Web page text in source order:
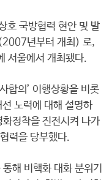
호 국방협력 현안 및 발
년부터 개최) 로,
서울에서 개최됐다.
합의’ 이행상황을 비롯
노력에 대해 설명하
정착을 진전시켜 나가
력을 당부했다.
해 비핵화 대화 분위기